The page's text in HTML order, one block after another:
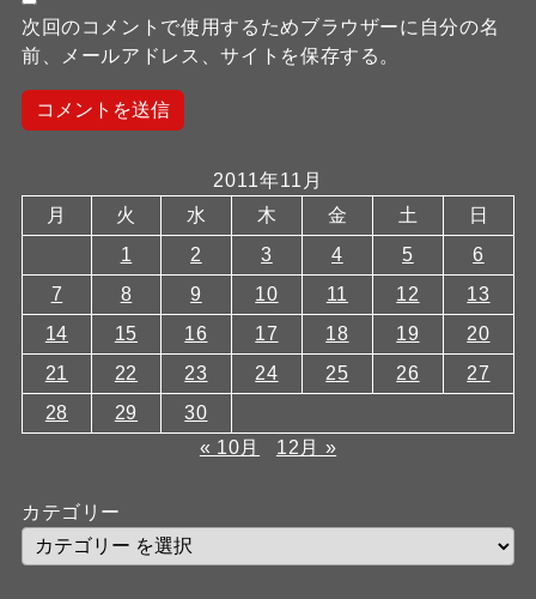
次回のコメントで使用するためブラウザーに自分の名
前、メールアドレス、サイトを保存する。
2011年11月
月
火 水 木 金 土
日
1
2 3 4 5
6
7
8 9 10 11 12
13
14
15 16 17 18 19
20
21
22 23 24 25 26
27
28
29
30
« 10月
12月 »
カテゴリー